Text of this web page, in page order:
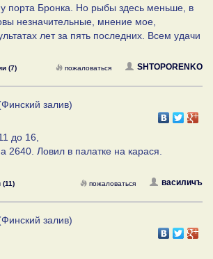
порта Бронка. Но рыбы здесь меньше, в
незначительные, мнение мое,
лет за пять последних. Всем удачи
(7) SHTOPORENKO
пожаловаться
залив)
до 16,
2640. Ловил в палатке на карася.
(11) василичъ
пожаловаться
залив)